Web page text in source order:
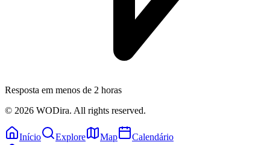
Resposta em menos de 2 horas
© 2026 WODira. All rights reserved.
Início Explore Map Calendário